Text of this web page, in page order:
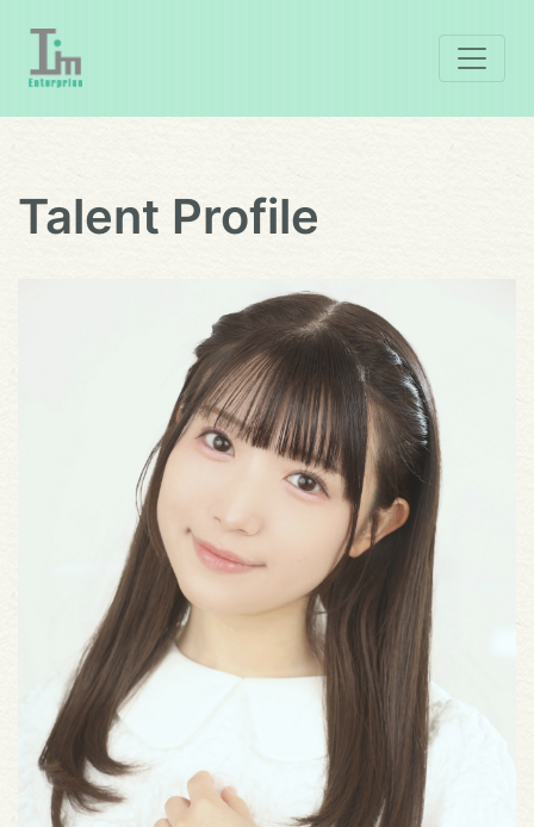
Talent Profile